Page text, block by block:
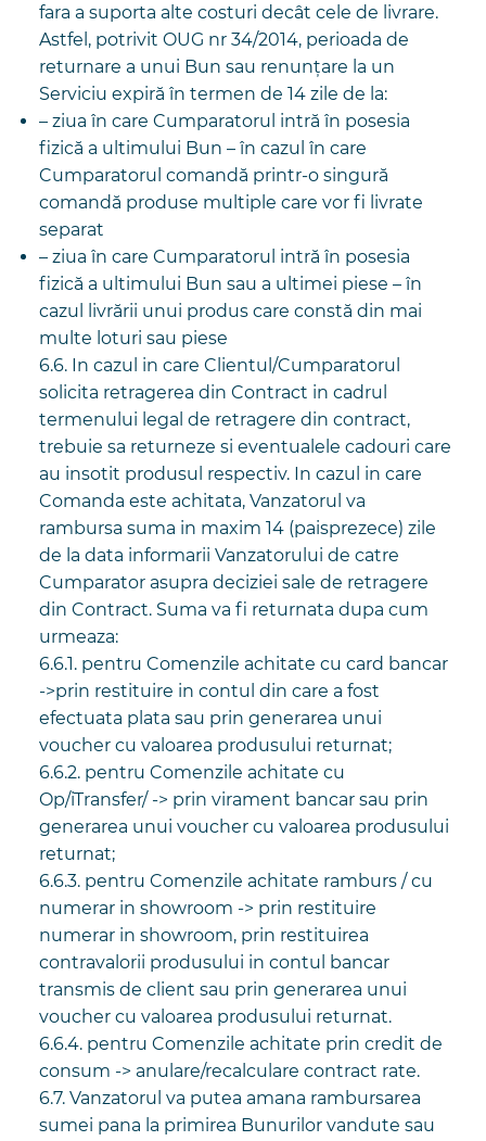
fara a suporta alte costuri decât cele de livrare.
Astfel, potrivit OUG nr 34/2014, perioada de
returnare a unui Bun sau renunțare la un
Serviciu expiră în termen de 14 zile de la:
– ziua în care Cumparatorul intră în posesia
fizică a ultimului Bun – în cazul în care
Cumparatorul comandă printr-o singură
comandă produse multiple care vor fi livrate
separat
– ziua în care Cumparatorul intră în posesia
fizică a ultimului Bun sau a ultimei piese – în
cazul livrării unui produs care constă din mai
multe loturi sau piese
6.6. In cazul in care Clientul/Cumparatorul
solicita retragerea din Contract in cadrul
termenului legal de retragere din contract,
trebuie sa returneze si eventualele cadouri care
au insotit produsul respectiv. In cazul in care
Comanda este achitata, Vanzatorul va
rambursa suma in maxim 14 (paisprezece) zile
de la data informarii Vanzatorului de catre
Cumparator asupra deciziei sale de retragere
din Contract. Suma va fi returnata dupa cum
urmeaza:
6.6.1. pentru Comenzile achitate cu card bancar
->prin restituire in contul din care a fost
efectuata plata sau prin generarea unui
voucher cu valoarea produsului returnat;
6.6.2. pentru Comenzile achitate cu
Op/iTransfer/ -> prin virament bancar sau prin
generarea unui voucher cu valoarea produsului
returnat;
6.6.3. pentru Comenzile achitate ramburs / cu
numerar in showroom -> prin restituire
numerar in showroom, prin restituirea
contravalorii produsului in contul bancar
transmis de client sau prin generarea unui
voucher cu valoarea produsului returnat.
6.6.4. pentru Comenzile achitate prin credit de
consum -> anulare/recalculare contract rate.
6.7. Vanzatorul va putea amana rambursarea
sumei pana la primirea Bunurilor vandute sau